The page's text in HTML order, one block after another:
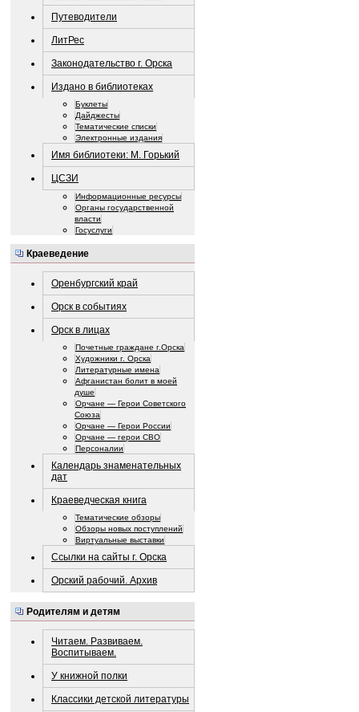
Путеводители
ЛитРес
Законодательство г. Орска
Издано в библиотеках
Буклеты
Дайджесты
Тематические списки
Электронные издания
Имя библиотеки: М. Горький
ЦСЗИ
Информационные ресурсы
Органы государственной
власти
Госуслуги
Краеведение
Оренбургский край
Орск в событиях
Орск в лицах
Почетные граждане г.Орска
Художники г. Орска
Литературные имена
Афганистан болит в моей
душе
Орчане — Герои Советского
Союза
Орчане — Герои России
Орчане — герои СВО
Персоналии
Календарь знаменательных
дат
Краеведческая книга
Тематические обзоры
Обзоры новых поступлений
Виртуальные выставки
Ссылки на сайты г. Орска
Орский рабочий. Архив
Родителям и детям
Читаем. Развиваем.
Воспитываем.
У книжной полки
Классики детской литературы